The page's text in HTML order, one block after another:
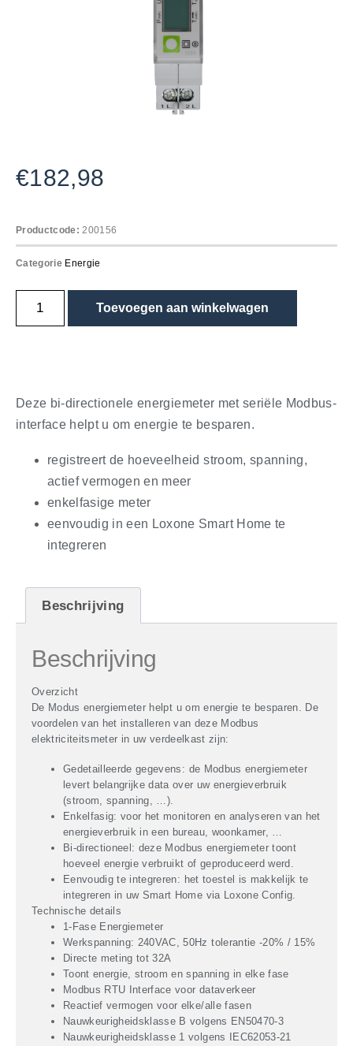
€182,98
Productcode:200156
Categorie Energie
Toevoegen aan winkelwagen
Deze bi-directionele energiemeter met seriële Modbus-
interface helpt u om energie te besparen.
registreert de hoeveelheid stroom, spanning,
actief vermogen en meer
enkelfasige meter
eenvoudig in een Loxone Smart Home te
integreren
Beschrijving
Beschrijving
Overzicht
De Modus energiemeter helpt u om energie te besparen. De
voordelen van het installeren van deze Modbus
elektriciteitsmeter in uw verdeelkast zijn:
Gedetailleerde gegevens: de Modbus energiemeter
levert belangrijke data over uw energieverbruik
(stroom, spanning, …).
Enkelfasig: voor het monitoren en analyseren van het
energieverbruik in een bureau, woonkamer, …
Bi-directioneel: deze Modbus energiemeter toont
hoeveel energie verbruikt of geproduceerd werd.
Eenvoudig te integreren: het toestel is makkelijk te
integreren in uw Smart Home via Loxone Config.
Technische details
1-Fase Energiemeter
Werkspanning: 240VAC, 50Hz tolerantie -20% / 15%
Directe meting tot 32A
Toont energie, stroom en spanning in elke fase
Modbus RTU Interface voor dataverkeer
Reactief vermogen voor elke/alle fasen
Nauwkeurigheidsklasse B volgens EN50470-3
Nauwkeurigheidsklasse 1 volgens IEC62053-21